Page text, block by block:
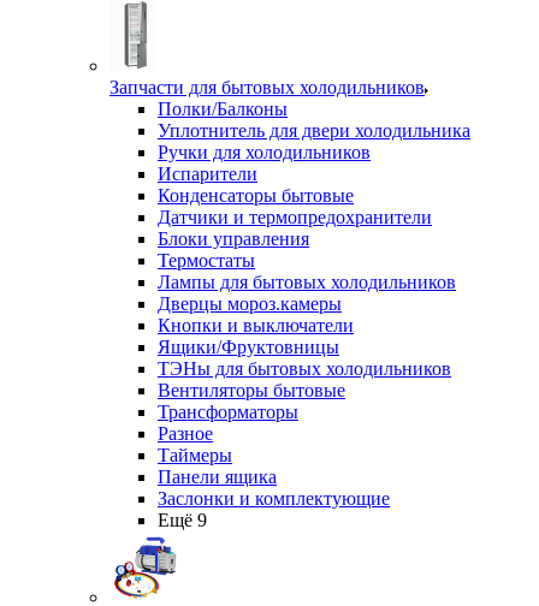
Запчасти для бытовых холодильников
Полки/Балконы
Уплотнитель для двери холодильника
Ручки для холодильников
Испарители
Конденсаторы бытовые
Датчики и термопредохранители
Блоки управления
Термостаты
Лампы для бытовых холодильников
Дверцы мороз.камеры
Кнопки и выключатели
Ящики/Фруктовницы
ТЭНы для бытовых холодильников
Вентиляторы бытовые
Трансформаторы
Разное
Таймеры
Панели ящика
Заслонки и комплектующие
Ещё 9